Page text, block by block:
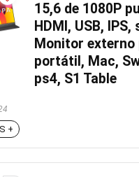
15,6 de 1080P
HDMI, USB,
Monitor externo
portátil, Mac,
ps4, S1 Table
+